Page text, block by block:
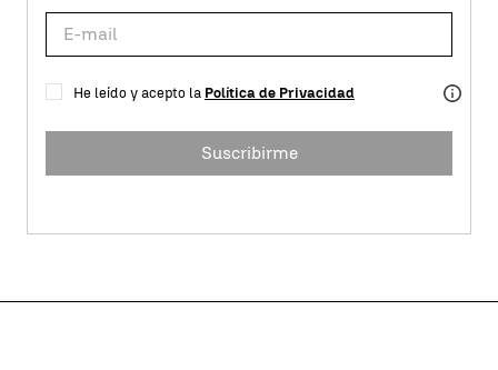
He leído y acepto la Política de Privacidad
Suscribirme